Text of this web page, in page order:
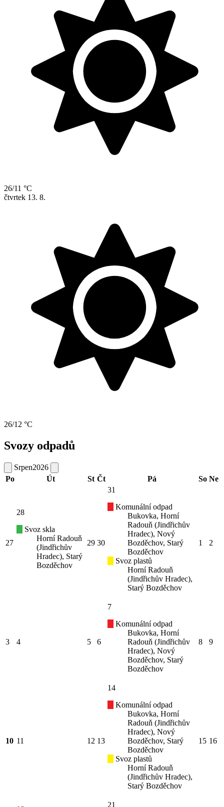
26/11 °C
čtvrtek 13. 8.
26/12 °C
Svozy odpadů
Srpen2026
Po
Út St Čt Pá So Ne
27
28
Svoz skla
Horní Radouň
(Jindřichův
Hradec), Starý
Bozděchov
29 30
31
Komunální odpad
Bukovka, Horní
Radouň (Jindřichův
Hradec), Nový
Bozděchov, Starý
Bozděchov
Svoz plastů
Horní Radouň
(Jindřichův Hradec),
Starý Bozděchov
1 2
3 4 5 6
7
Komunální odpad
Bukovka, Horní
Radouň (Jindřichův
Hradec), Nový
Bozděchov, Starý
Bozděchov
8 9
10 11 12 13
14
Komunální odpad
Bukovka, Horní
Radouň (Jindřichův
Hradec), Nový
Bozděchov, Starý
Bozděchov
Svoz plastů
Horní Radouň
(Jindřichův Hradec),
Starý Bozděchov
15 16
21